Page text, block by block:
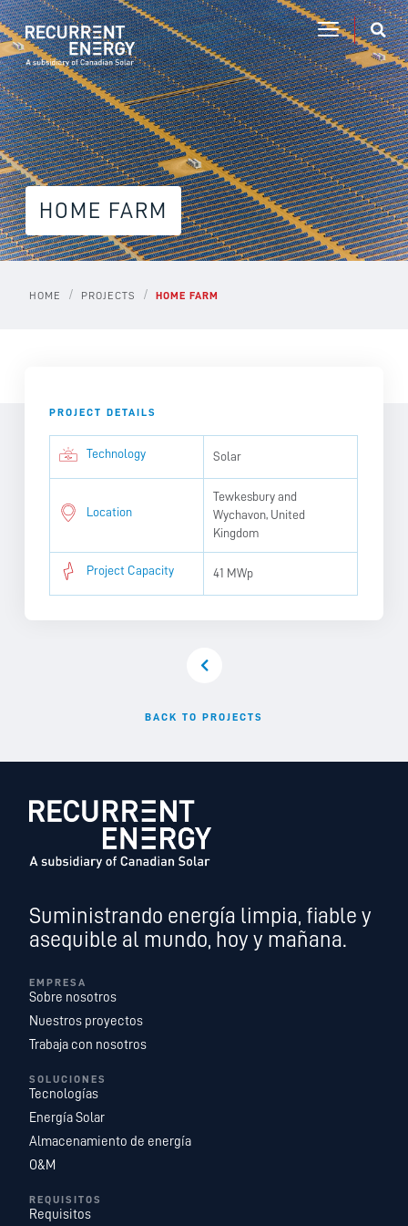
HOME FARM
HOME / PROJECTS / HOME FARM
PROJECT DETAILS
Technology Solar
Location
Tewkesbury and
Wychavon, United
Kingdom
Project Capacity 41 MWp
BACK TO PROJECTS
Suministrando energía limpia, fiable y
asequible al mundo, hoy y mañana.
EMPRESA
Sobre nosotros
Nuestros proyectos
Trabaja con nosotros
SOLUCIONES
Tecnologías
Energía Solar
Almacenamiento de energía
O&M
REQUISITOS
Requisitos